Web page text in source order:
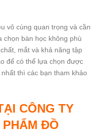
vô cùng quan trọng và cần
chọn bàn học không phù
mắt và khả năng tập
để có thể lựa chọn được
thì các bạn tham khảo
CÔNG TY
PHẨM ĐỒ